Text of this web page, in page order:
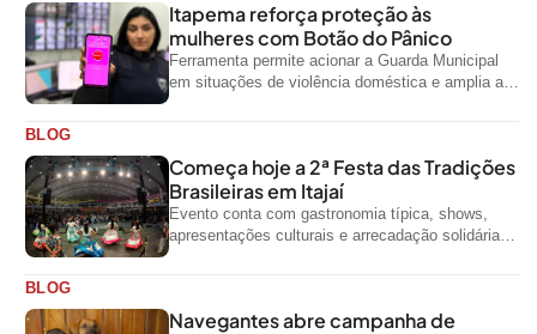
Itapema reforça proteção às
mulheres com Botão do Pânico
Ferramenta permite acionar a Guarda Municipal
em situações de violência doméstica e amplia a
BLOG
Começa hoje a 2ª Festa das Tradições
Brasileiras em Itajaí
Evento conta com gastronomia típica, shows,
apresentações culturais e arrecadação solidária
BLOG
Navegantes abre campanha de